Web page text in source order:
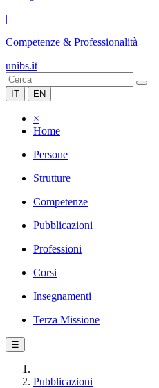
|
Competenze & Professionalità
unibs.it
IT EN
×
Home
Persone
Strutture
Competenze
Pubblicazioni
Professioni
Corsi
Insegnamenti
Terza Missione
☰
Pubblicazioni